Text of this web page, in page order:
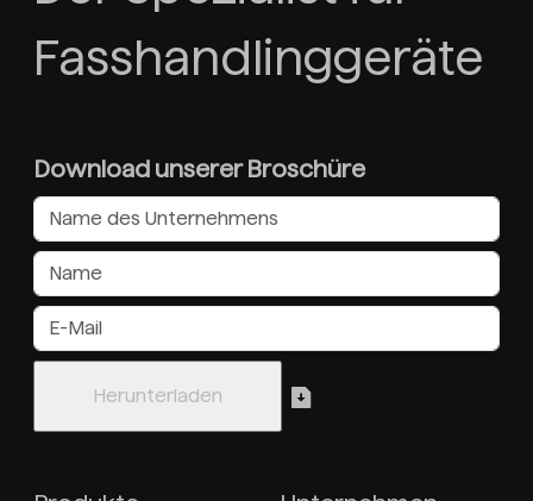
Fasshandlinggeräte
Download unserer Broschüre